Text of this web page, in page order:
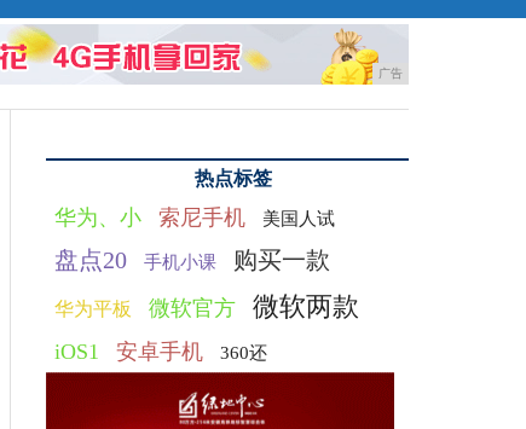
广告
热点标签
华为、小 索尼手机 美国人试
盘点20 手机小课 购买一款
华为平板 微软官方 微软两款
iOS1 安卓手机 360还